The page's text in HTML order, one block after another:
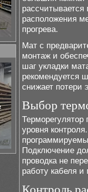
расположения
прогрева.
Мат с
монтаж и
шаг укладки
рекомендуется
снижает потери
Выбор
уровня
Подключение
проводка не
работу кабеля и
Контроль